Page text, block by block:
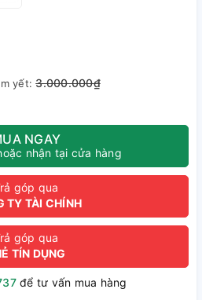
yết:3.000.000₫
NGAY
nhận tại cửa hàng
góp qua
TY TÀI CHÍNH
góp qua
TÍN DỤNG
để tư vấn mua hàng